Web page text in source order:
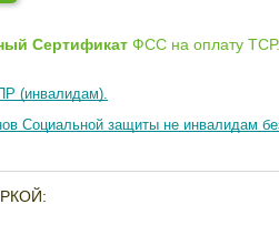
Сертификат ФСС на оплату ТСР.
(инвалидам).
Социальной защиты не инвалидам